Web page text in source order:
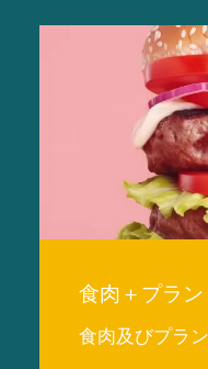
食肉＋プラン
食肉及びプラ